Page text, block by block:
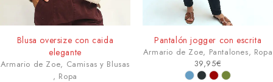
Blusa oversize con caida
elegante
Armario de Zoe, Camisas y Blusas
, Ropa
Pantalón jogger con escrita
Armario de Zoe, Pantalones, Ropa
39,95€